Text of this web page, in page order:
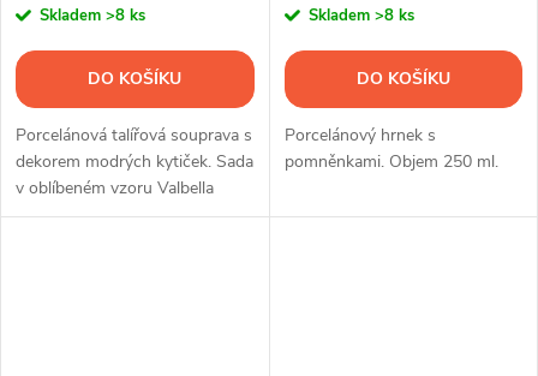
Skladem >8 ks
DO KOŠÍKU
Porcelánová talířová souprava s
dekorem modrých kytiček. Sada
v oblíbeném vzoru Valbella
obsahuje 18 ks nádobí.
Skladem >8 ks
DO KOŠÍKU
Porcelánový hrnek s
pomněnkami. Objem 250 ml.